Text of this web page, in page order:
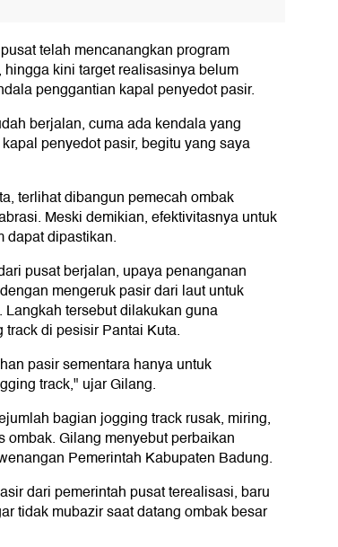
telah mencanangkan program
kini target realisasinya belum
penggantian kapal penyedot pasir.
berjalan, cuma ada kendala yang
penyedot pasir, begitu yang saya
terlihat dibangun pemecah ombak
Meski demikian, efektivitasnya untuk
dapat dipastikan.
pusat berjalan, upaya penanganan
mengeruk pasir dari laut untuk
tersebut dilakukan guna
di pesisir Pantai Kuta.
pasir sementara hanya untuk
track," ujar Gilang.
bagian jogging track rusak, miring,
ombak. Gilang menyebut perbaikan
Pemerintah Kabupaten Badung.
dari pemerintah pusat terealisasi, baru
tidak mubazir saat datang ombak besar